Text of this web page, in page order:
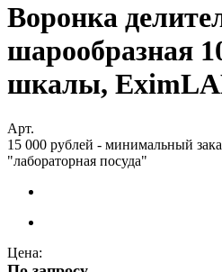
Воронка
шарообразная
шкалы,
Арт.
15 000 рублей - минимальный
"лабораторная посуда"
Цена: